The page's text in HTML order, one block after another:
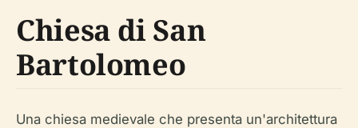
Chiesa di San
Bartolomeo
Una chiesa medievale che presenta un'architettura